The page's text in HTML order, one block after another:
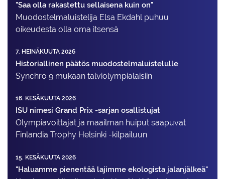
"Saa olla rakastettu sellaisena kuin on"
Muodostelma­luistelija Elsa Ekdahl puhuu
oikeudesta olla oma itsensä
7. HEINÄKUUTA 2026
Historiallinen päätös muodostelmaluistelulle
Synchro 9 mukaan talviolympialaisiin
16. KESÄKUUTA 2026
ISU nimesi Grand Prix -sarjan osallistujat
Olympiavoittajat ja maailman huiput saapuvat
Finlandia Trophy Helsinki -kilpailuun
15. KESÄKUUTA 2026
"Haluamme pienentää lajimme ekologista jalanjälkeä"